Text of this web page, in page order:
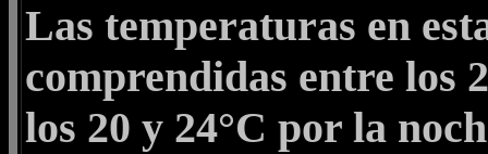
Las temperaturas en
comprendidas entre los
los 20 y 24°C por la